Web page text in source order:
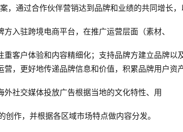
，通过合作伙伴营销达到品牌和业绩的共同增长，
方入驻跨境电商平台，在推广运营层面（素材、
重客户体验和内容精细化；支持品牌方建立品牌以
，更好地传递品牌信息和价值，积累品牌用户资产
外社交媒体投放广告根据当地的文化特性、用
创作，并根据各区域市场特点做内容分发。